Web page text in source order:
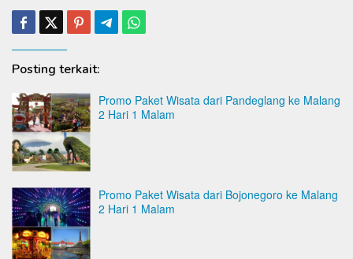
Posting terkait:
Promo Paket Wisata dari Pandeglang ke Malang
2 Hari 1 Malam
Promo Paket Wisata dari Bojonegoro ke Malang
2 Hari 1 Malam